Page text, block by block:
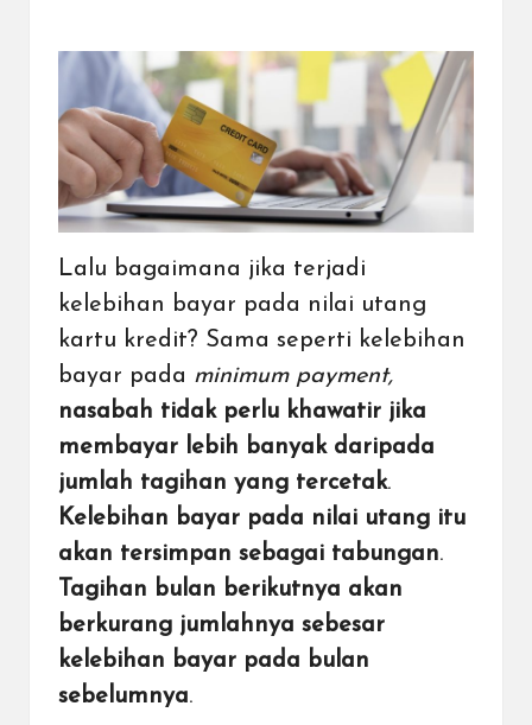
Lalu bagaimana jika terjadi
kelebihan bayar pada nilai utang
kartu kredit? Sama seperti kelebihan
bayar pada minimum payment,
nasabah tidak perlu khawatir jika
membayar lebih banyak daripada
jumlah tagihan yang tercetak.
Kelebihan bayar pada nilai utang itu
akan tersimpan sebagai tabungan.
Tagihan bulan berikutnya akan
berkurang jumlahnya sebesar
kelebihan bayar pada bulan
sebelumnya.